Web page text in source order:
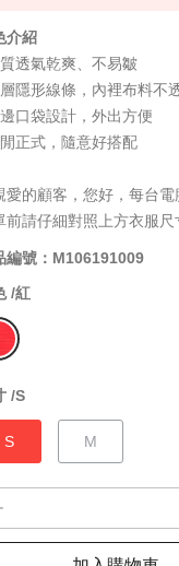
介紹
透氣乾爽、不易皺
隱形線條，內裡布料不
口袋設計，外出方便
正式，隨意好搭配
的顧客，您好，每台電
前請仔細對照上方衣服
編號：M106191009
/紅
/S
S M